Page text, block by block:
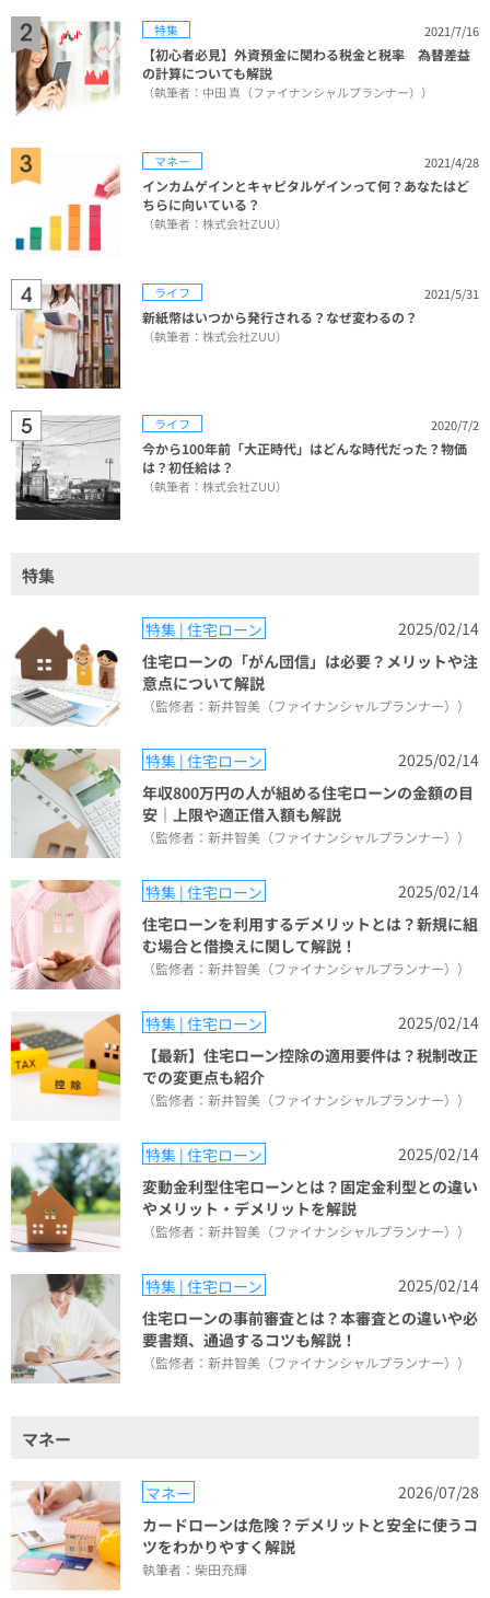
特集 2021/7/16
【初心者必見】外資預金に関わる税金と税率 為替差益
の計算についても解説
（執筆者：中田 真（ファイナンシャルプランナー））
マネー 2021/4/28
インカムゲインとキャピタルゲインって何？あなたはど
ちらに向いている？
（執筆者：株式会社ZUU）
ライフ 2021/5/31
新紙幣はいつから発行される？なぜ変わるの？
（執筆者：株式会社ZUU）
ライフ 2020/7/2
今から100年前「大正時代」はどんな時代だった？物価
は？初任給は？
（執筆者：株式会社ZUU）
特集
特集 | 住宅ローン
2025/02/14
住宅ローンの「がん団信」は必要？メリットや注
意点について解説
（監修者：新井智美（ファイナンシャルプランナー））
特集 | 住宅ローン
2025/02/14
年収800万円の人が組める住宅ローンの金額の目
安｜上限や適正借入額も解説
（監修者：新井智美（ファイナンシャルプランナー））
特集 | 住宅ローン
2025/02/14
住宅ローンを利用するデメリットとは？新規に組
む場合と借換えに関して解説！
（監修者：新井智美（ファイナンシャルプランナー））
特集 | 住宅ローン
2025/02/14
【最新】住宅ローン控除の適用要件は？税制改正
での変更点も紹介
（監修者：新井智美（ファイナンシャルプランナー））
特集 | 住宅ローン
2025/02/14
変動金利型住宅ローンとは？固定金利型との違い
やメリット・デメリットを解説
（監修者：新井智美（ファイナンシャルプランナー））
特集 | 住宅ローン
2025/02/14
住宅ローンの事前審査とは？本審査との違いや必
要書類、通過するコツも解説！
（監修者：新井智美（ファイナンシャルプランナー））
マネー
マネー
2026/07/28
カードローンは危険？デメリットと安全に使うコ
ツをわかりやすく解説
執筆者：柴田充輝